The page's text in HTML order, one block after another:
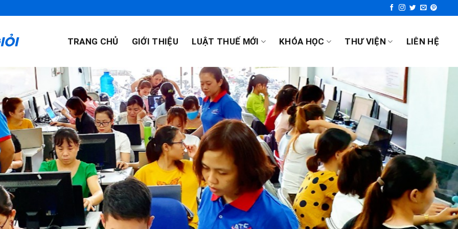
TRANG CHỦ GIỚI THIỆU LUẬT THUẾ MỚI KHÓA HỌC THƯ VIỆN LIÊN HỆ